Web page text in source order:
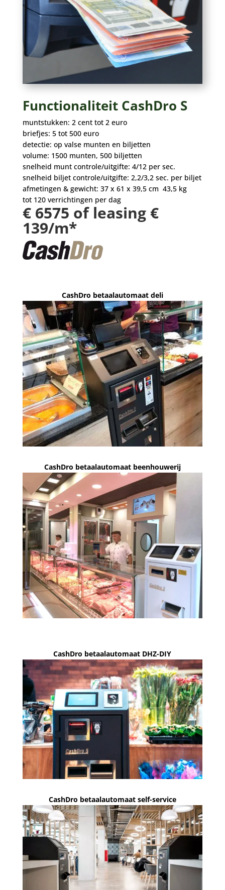
Functionaliteit CashDro S
muntstukken: 2 cent tot 2 euro
briefjes: 5 tot 500 euro
detectie: op valse munten en biljetten
volume: 1500 munten, 500 biljetten
snelheid munt controle/uitgifte: 4/12 per sec.
snelheid biljet controle/uitgifte: 2,2/3,2 sec. per biljet
afmetingen & gewicht: 37 x 61 x 39,5 cm 43,5 kg
tot 120 verrichtingen per dag
€ 6575 of leasing €
139/m*
CashDro betaalautomaat deli
CashDro betaalautomaat beenhouwerij
CashDro betaalautomaat DHZ-DIY
CashDro betaalautomaat self-service